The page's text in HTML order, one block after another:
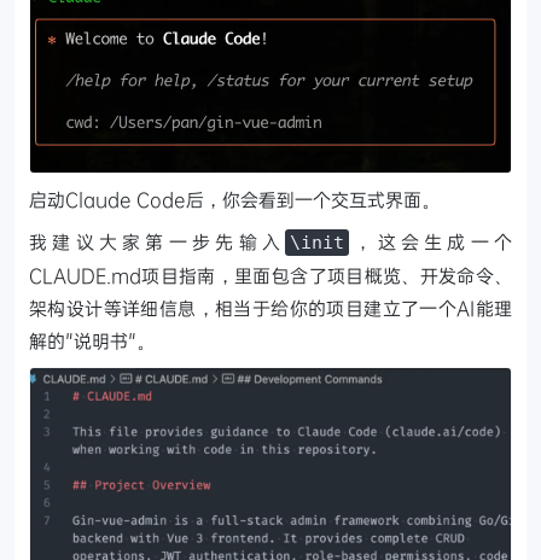
启动Claude Code后，你会看到一个交互式界面。
我建议大家第一步先输入 \init
，这会生成一个
CLAUDE.md项目指南，里面包含了项目概览、开发命令、
架构设计等详细信息，相当于给你的项目建立了一个AI能理
解的"说明书"。